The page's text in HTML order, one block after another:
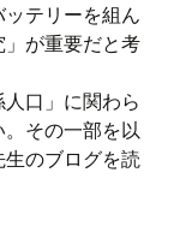
テリーを組ん
が重要だと考
口」に関わら
その一部を以
のブログを読